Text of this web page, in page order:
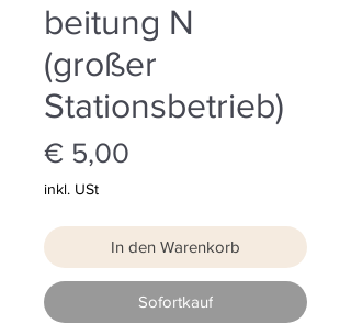
beitung N
(großer
Stationsbetrieb)
€ 5,00
inkl. USt
In den Warenkorb
Sofortkauf